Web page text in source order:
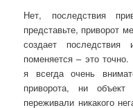
Нет, последствия
представьте, приворот
создает
поменяется – это
я всегда очень
приворота, ни
переживали никакого